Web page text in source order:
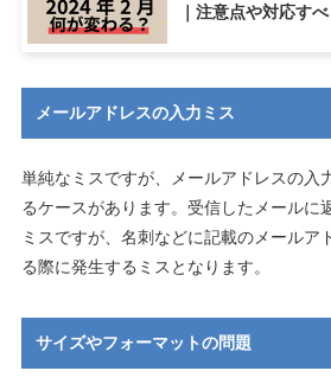
｜注意点や対応す
メールアドレスの入力ミス
単純なミスですが、メールアドレスの入
るケースがあります。受信したメールに
ミスですが、名刺などに記載のメールア
る際に発生するミスとなります。
サイズやフォーマットの問題